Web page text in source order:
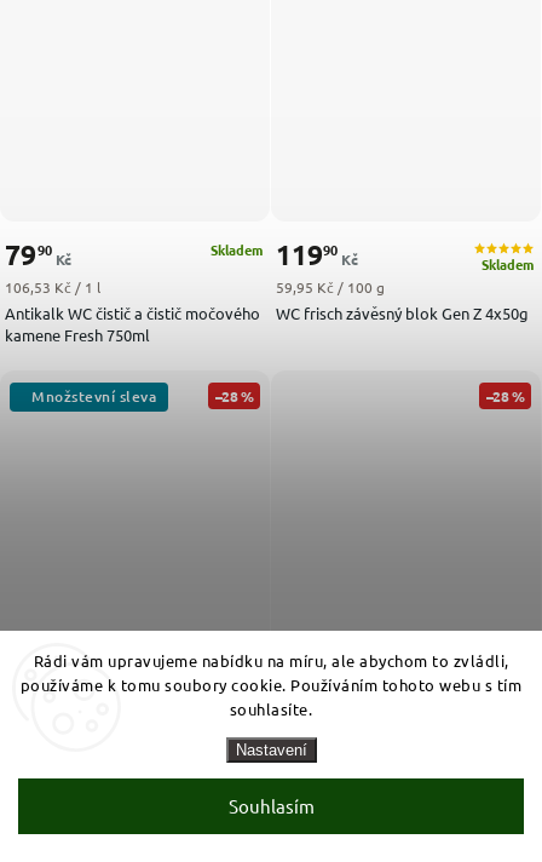
Rádi vám upravujeme nabídku na míru, ale abychom to zvládli,
používáme k tomu soubory cookie. Používáním tohoto webu s tím
souhlasíte.
Nastavení
Souhlasím
Antikalk WC čistič a čistič močového
kamene Fresh 750ml
Skladem
7990
Kč
Měrná cena:
106,53 Kč / 1 l
WC frisch závěsný blok Gen Z 4x50g
Skladem
11990
Kč
Měrná cena:
59,95 Kč / 100 g
–28 %
Harpic Powerplus 10x silný WC gel -
citrón 750 ml
Skladem
59 90
–28 %
Silux WC gel Power s dvojitou silou 1
l
5990
Měrná cena:
59,90 Kč / 1 l